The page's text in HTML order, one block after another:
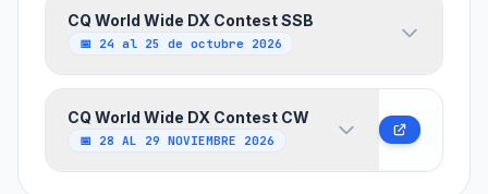
Ver Web Oficial del Concurso →
El concurso, que se celebra cada año el último fin de
semana completo de septiembre, atrae a más de
15.000 participantes y más de 3.600 registros
enviados de alrededor del mundo.
Ver Web Oficial del Concurso →
CQ World Wide DX Contest SSB
📅 24 al 25 de octubre 2026
La CQ WW es la mayor competición de
radioaficionados del mundo. Más de 35.000
participantes despegan en las ondas el último fin de
semana de octubre (SSB)
CQ World Wide DX Contest CW
📅 28 AL 29 NOVIEMBRE 2026